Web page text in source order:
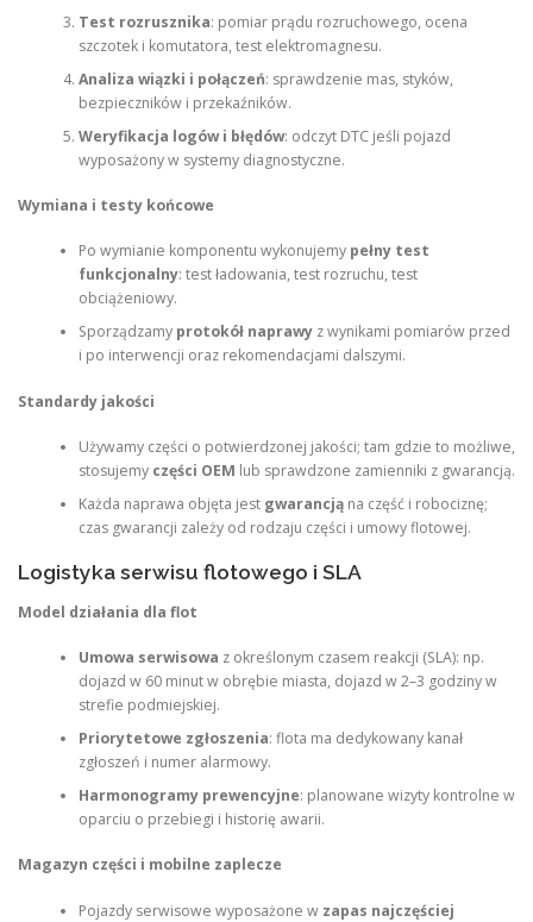
Test rozrusznika: pomiar prądu rozruchowego, ocena
szczotek i komutatora, test elektromagnesu.
Analiza wiązki i połączeń: sprawdzenie mas, styków,
bezpieczników i przekaźników.
Weryfikacja logów i błędów: odczyt DTC jeśli pojazd
wyposażony w systemy diagnostyczne.
Wymiana i testy końcowe
Po wymianie komponentu wykonujemy pełny test
funkcjonalny: test ładowania, test rozruchu, test
obciążeniowy.
Sporządzamy protokół naprawyz wynikami pomiarów przed
i po interwencji oraz rekomendacjami dalszymi.
Standardy jakości
Używamy części o potwierdzonej jakości; tam gdzie to możliwe,
stosujemy części OEM lub sprawdzone zamienniki z gwarancją.
Każda naprawa objęta jest gwarancjąna część i robociznę;
czas gwarancji zależy od rodzaju części i umowy flotowej.
Logistyka serwisu flotowego i SLA
Model działania dla flot
Umowa serwisowa z określonym czasem reakcji (SLA): np.
dojazd w 60 minut w obrębie miasta, dojazd w 2–3 godziny w
strefie podmiejskiej.
Priorytetowe zgłoszenia: flota ma dedykowany kanał
zgłoszeń i numer alarmowy.
Harmonogramy prewencyjne: planowane wizyty kontrolne w
oparciu o przebiegi i historię awarii.
Magazyn części i mobilne zaplecze
Pojazdy serwisowe wyposażone w zapas najczęściej